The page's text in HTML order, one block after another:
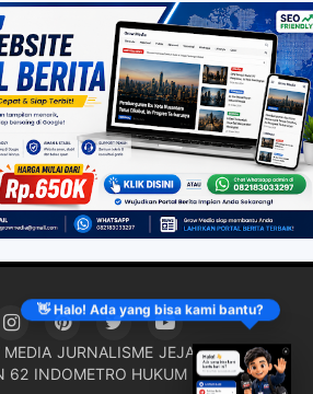
👋 Halo! Ada yang bisa kami bantu?
MEDIA JURNALISME JEJAK KRIMINAL
62 INDOMETRO HUKUM